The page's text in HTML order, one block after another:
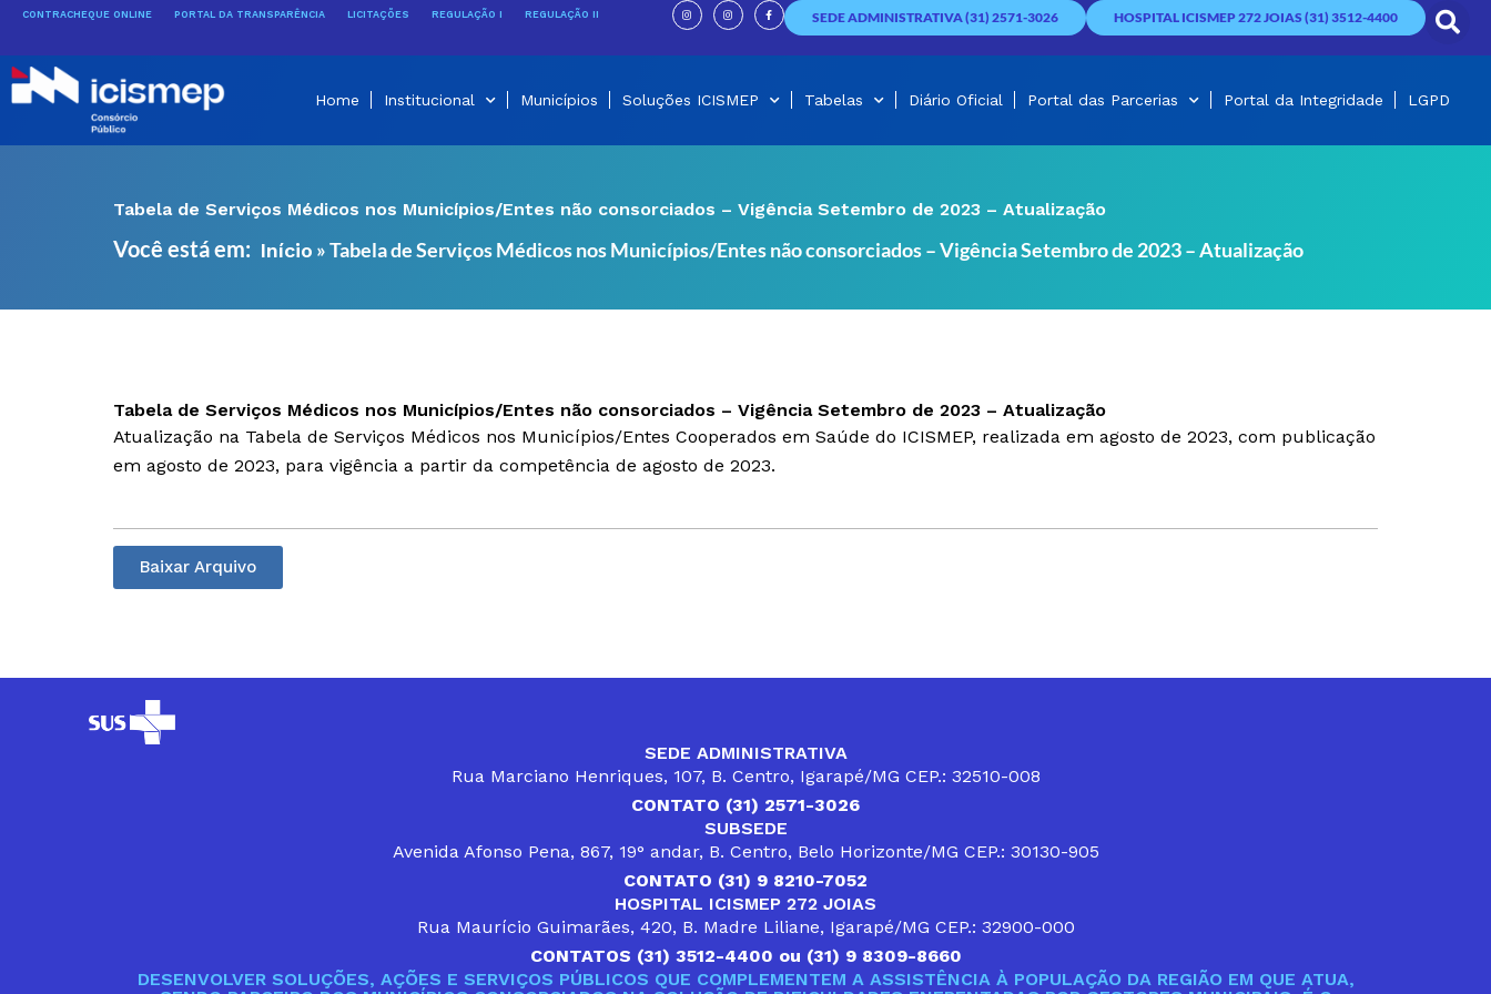
conteúdo
CONTRACHEQUE ONLINE PORTAL DA TRANSPARÊNCIA LICITAÇÕES REGULAÇÃO I REGULAÇÃO II
I
n
s
t
g
I
n
s
t
g
F
a
c
e
o
SEDE ADMINISTRATIVA (31) 2571-3026 HOSPITAL ICISMEP 272 JOIAS (31) 3512-4400
Home Institucional Municípios Soluções ICISMEP Tabelas Diário Oficial Portal das Parcerias Portal da Integridade LGPD
Tabela de Serviços Médicos nos Municípios/Entes não consorciados – Vigência Setembro de 2023 – Atualização
Você está em: Início »Tabela de Serviços Médicos nos Municípios/Entes não consorciados – Vigência Setembro de 2023 – Atualização
Tabela de Serviços Médicos nos Municípios/Entes não consorciados – Vigência Setembro de 2023 – Atualização
Atualização na Tabela de Serviços Médicos nos Municípios/Entes Cooperados em Saúde do ICISMEP, realizada em agosto de 2023, com publicação
em agosto de 2023, para vigência a partir da competência de agosto de 2023.
Baixar Arquivo
SEDE ADMINISTRATIVA
Rua Marciano Henriques, 107, B. Centro, Igarapé/MG CEP.: 32510-008
CONTATO (31) 2571-3026
SUBSEDE
Avenida Afonso Pena, 867, 19° andar, B. Centro, Belo Horizonte/MG CEP.: 30130-905
CONTATO (31) 9 8210-7052
HOSPITAL ICISMEP 272 JOIAS
Rua Maurício Guimarães, 420, B. Madre Liliane, Igarapé/MG CEP.: 32900-000
CONTATOS (31) 3512-4400 ou (31) 9 8309-8660
DESENVOLVER SOLUÇÕES, AÇÕES E SERVIÇOS PÚBLICOS QUE COMPLEMENTEM A ASSISTÊNCIA À POPULAÇÃO DA REGIÃO EM QUE ATUA,